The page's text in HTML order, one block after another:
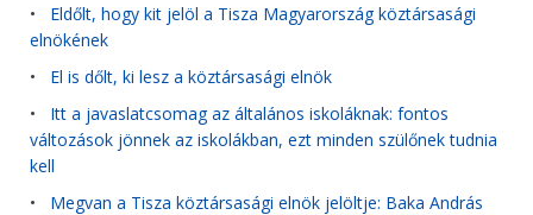
• Eldőlt, hogy kit jelöl a Tisza Magyarország köztársasági
elnökének
• El is dőlt, ki lesz a köztársasági elnök
• Itt a javaslatcsomag az általános iskoláknak: fontos
változások jönnek az iskolákban, ezt minden szülőnek tudnia
kell
• Megvan a Tisza köztársasági elnök jelöltje: Baka András